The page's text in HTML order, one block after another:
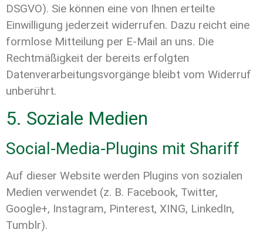
DSGVO). Sie können eine von Ihnen erteilte
Einwilligung jederzeit widerrufen. Dazu reicht eine
formlose Mitteilung per E-Mail an uns. Die
Rechtmäßigkeit der bereits erfolgten
Datenverarbeitungsvorgänge bleibt vom Widerruf
unberührt.
5. Soziale Medien
Social-Media-Plugins mit Shariff
Auf dieser Website werden Plugins von sozialen
Medien verwendet (z. B. Facebook, Twitter,
Google+, Instagram, Pinterest, XING, LinkedIn,
Tumblr).